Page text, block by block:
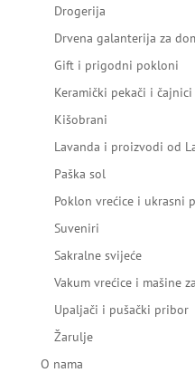
Drogerija
Drvena galanterija za
Gift i prigodni pokloni
Keramički pekači i čajnici
Kišobrani
Lavanda i proizvodi od
Paška sol
Poklon vrećice i ukrasni
Suveniri
Sakralne svijeće
Vakum vrećice i mašine
Upaljači i pušački pribor
Žarulje
O nama